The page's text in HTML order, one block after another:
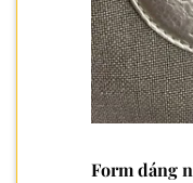
Form dáng